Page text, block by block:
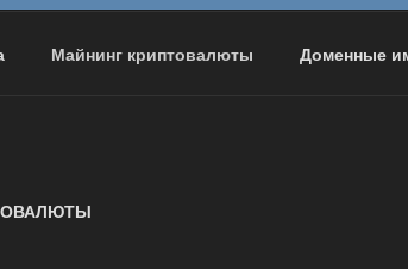
Майнинг криптовалюты Доменные